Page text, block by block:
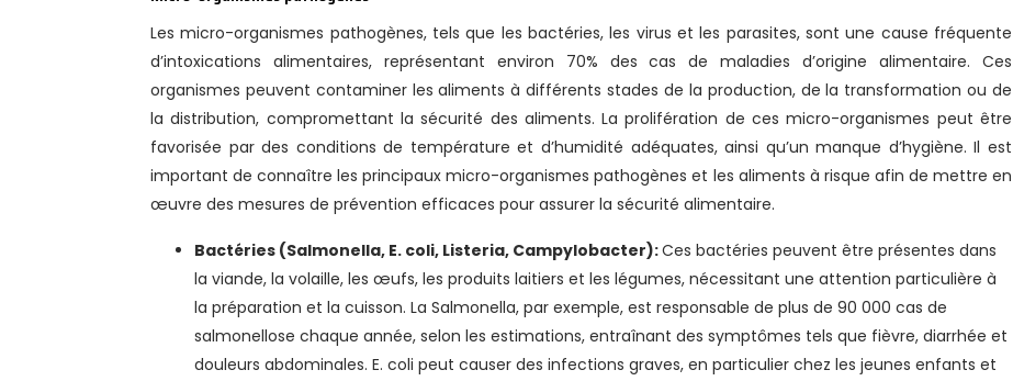
Les micro-organismes pathogènes, tels que les bactéries, les virus et les parasites, sont une cause fréquente
d’intoxications alimentaires, représentant environ 70% des cas de maladies d’origine alimentaire. Ces
organismes peuvent contaminer les aliments à différents stades de la production, de la transformation ou de
la distribution, compromettant la sécurité des aliments. La prolifération de ces micro-organismes peut être
favorisée par des conditions de température et d’humidité adéquates, ainsi qu’un manque d’hygiène. Il est
important de connaître les principaux micro-organismes pathogènes et les aliments à risque afin de mettre en
œuvre des mesures de prévention efficaces pour assurer la sécurité alimentaire.
Bactéries (Salmonella, E. coli, Listeria, Campylobacter):Ces bactéries peuvent être présentes dans
la viande, la volaille, les œufs, les produits laitiers et les légumes, nécessitant une attention particulière à
la préparation et la cuisson. La Salmonella, par exemple, est responsable de plus de 90 000 cas de
salmonellose chaque année, selon les estimations, entraînant des symptômes tels que fièvre, diarrhée et
douleurs abdominales. E. coli peut causer des infections graves, en particulier chez les jeunes enfants et